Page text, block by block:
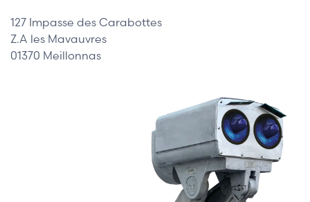
127 Impasse des Carabottes
Z.A les Mavauvres
01370 Meillonnas